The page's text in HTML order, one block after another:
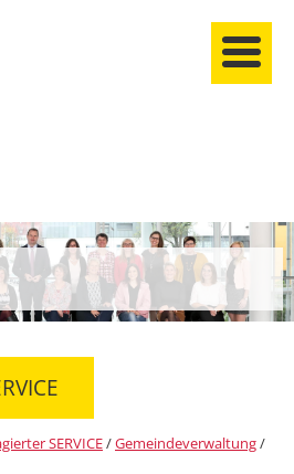
anmelden
SERVICE/Gemeindeverwaltung/